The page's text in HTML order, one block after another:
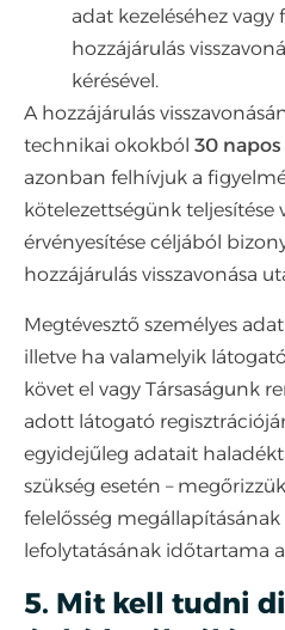
adat kezeléséhez vagy
hozzájárulás
kérésével.
A hozzájárulás
technikai okokból 30 napos
azonban felhívjuk a
kötelezettségünk teljesítése
érvényesítése céljából
hozzájárulás visszavonása
Megtévesztő személyes
illetve ha valamelyik
követ el vagy Társaságunk
adott látogató
egyidejűleg adatait
szükség esetén –
felelősség
lefolytatásának időtartama
5. Mit kell tudni